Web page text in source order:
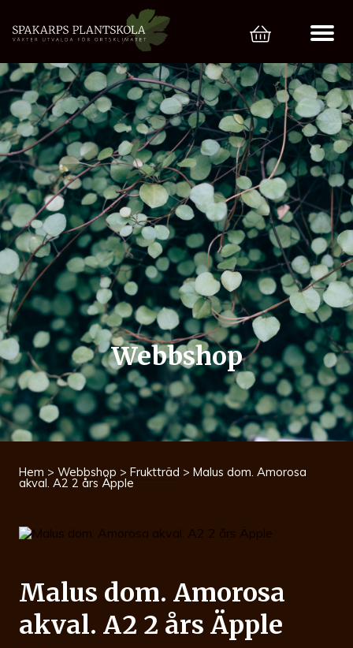
Webbshop
Hem > Webbshop > Fruktträd > Malus dom. Amorosa
akval. A2 2 års Äpple
Malus dom. Amorosa
akval. A2 2 års Äpple